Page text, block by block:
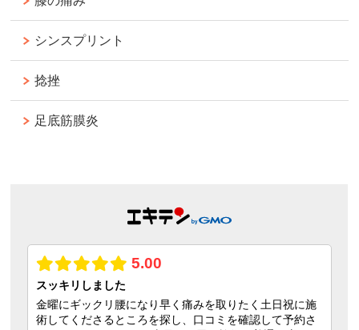
シンスプリント
捻挫
足底筋膜炎